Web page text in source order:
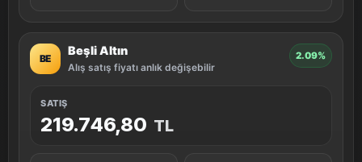
BE
Beşli Altın
Alış satış fiyatı anlık değişebilir
2.09%
SATIŞ
219.746,80 TL